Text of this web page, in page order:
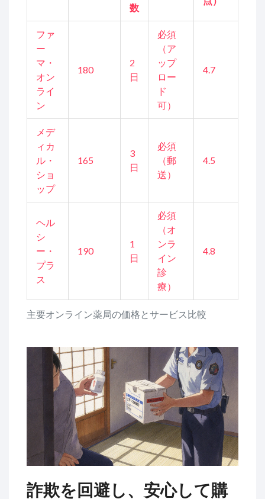
主要オンライン薬局の価格とサービス比較
数
ファ
ー
マ・
オン
ライ
ン
180
2
日
必須
（ア
ップ
ロー
ド
可）
4.7
メデ
ィカ
ル・
ショ
ップ
165
3
日
必須
（郵
送）
4.5
ヘル
シ
ー・
プラ
ス
190
1
日
必須
（オ
ンラ
イン
診
療）
4.8
詐欺を回避し、安心して購